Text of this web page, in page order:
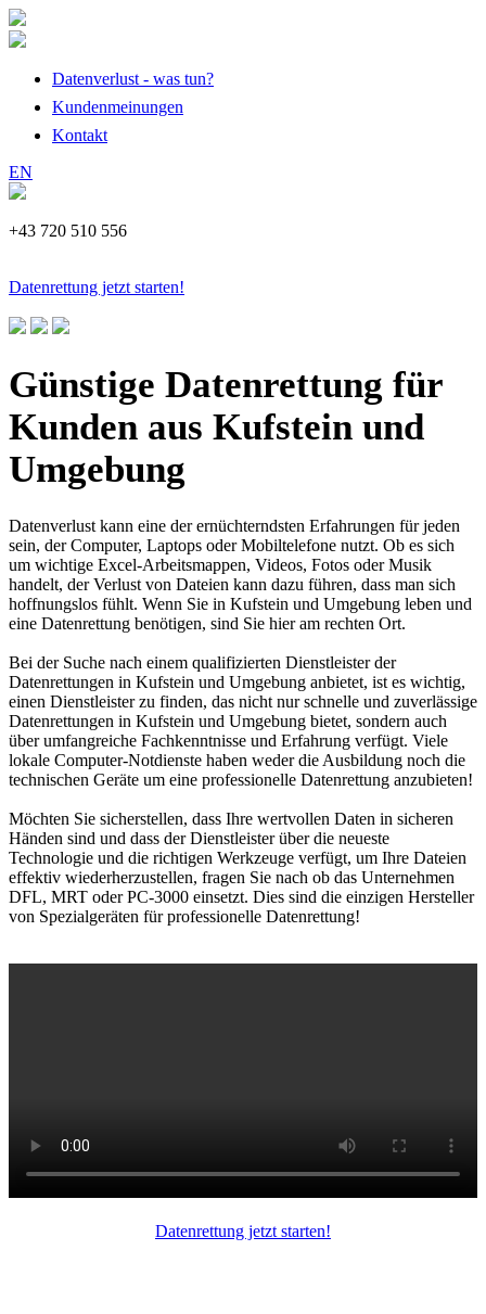
Datenverlust - was tun?
Kundenmeinungen
Kontakt
EN
+43 720 510 556
Datenrettung jetzt starten!
Günstige Datenrettung für
Kunden aus Kufstein und
Umgebung
Datenverlust kann eine der ernüchterndsten Erfahrungen für jeden
sein, der Computer, Laptops oder Mobiltelefone nutzt. Ob es sich
um wichtige Excel-Arbeitsmappen, Videos, Fotos oder Musik
handelt, der Verlust von Dateien kann dazu führen, dass man sich
hoffnungslos fühlt. Wenn Sie in Kufstein und Umgebung leben und
eine Datenrettung benötigen, sind Sie hier am rechten Ort.
Bei der Suche nach einem qualifizierten Dienstleister der
Datenrettungen in Kufstein und Umgebung anbietet, ist es wichtig,
einen Dienstleister zu finden, das nicht nur schnelle und zuverlässige
Datenrettungen in Kufstein und Umgebung bietet, sondern auch
über umfangreiche Fachkenntnisse und Erfahrung verfügt. Viele
lokale Computer-Notdienste haben weder die Ausbildung noch die
technischen Geräte um eine professionelle Datenrettung anzubieten!
Möchten Sie sicherstellen, dass Ihre wertvollen Daten in sicheren
Händen sind und dass der Dienstleister über die neueste
Technologie und die richtigen Werkzeuge verfügt, um Ihre Dateien
effektiv wiederherzustellen, fragen Sie nach ob das Unternehmen
DFL, MRT oder PC-3000 einsetzt. Dies sind die einzigen Hersteller
von Spezialgeräten für professionelle Datenrettung!
Datenrettung jetzt starten!